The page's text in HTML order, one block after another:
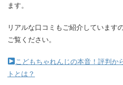
ます。
リアルな口コミもご紹介しています
ご覧ください。
こどもちゃれんじの本音！評判か
トとは？